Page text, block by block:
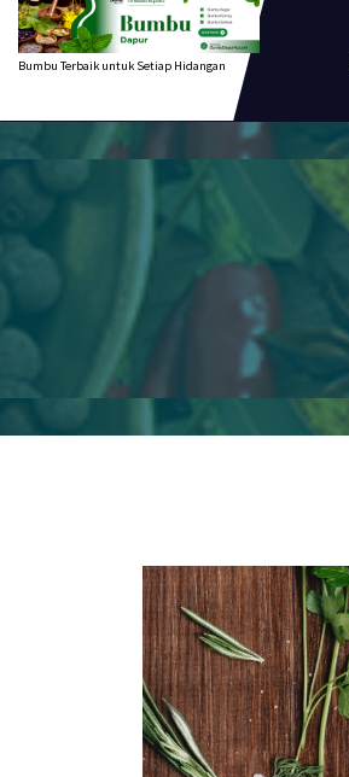
Lewati
konten
Bumbu Terbaik untuk Setiap Hidangan